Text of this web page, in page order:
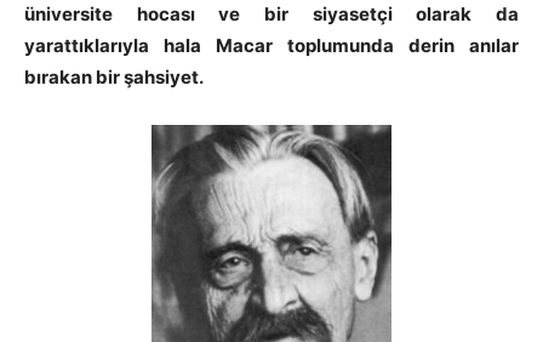
üniversite hocası ve bir siyasetçi olarak da
yarattıklarıyla hala Macar toplumunda derin anılar
bırakan bir şahsiyet.